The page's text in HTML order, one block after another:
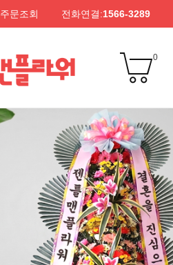
주문조회 전화연결:1566-3289
0